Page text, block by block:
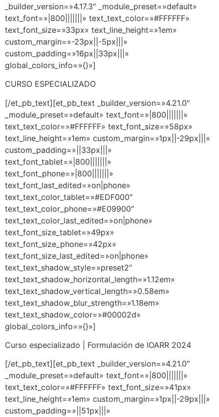
_builder_version=»4.17.3″ _module_preset=»default»
text_font=»|800|||||||» text_text_color=»#FFFFFF»
text_font_size=»33px» text_line_height=»1em»
custom_margin=»-23px||-5px|||»
custom_padding=»16px||33px|||»
global_colors_info=»{}»]
CURSO ESPECIALIZADO
[/et_pb_text][et_pb_text _builder_version=»4.21.0″
_module_preset=»default» text_font=»|800|||||||»
text_text_color=»#FFFFFF» text_font_size=»58px»
text_line_height=»1em» custom_margin=»1px||-29px|||»
custom_padding=»||33px|||»
text_font_tablet=»|800|||||||»
text_font_phone=»|800|||||||»
text_font_last_edited=»on|phone»
text_text_color_tablet=»#EDF000″
text_text_color_phone=»#E09900″
text_text_color_last_edited=»on|phone»
text_font_size_tablet=»49px»
text_font_size_phone=»42px»
text_font_size_last_edited=»on|phone»
text_text_shadow_style=»preset2″
text_text_shadow_horizontal_length=»1.12em»
text_text_shadow_vertical_length=»0.58em»
text_text_shadow_blur_strength=»1.18em»
text_text_shadow_color=»#00002d»
global_colors_info=»{}»]
Curso especializado | Formulación de IOARR 2024
[/et_pb_text][et_pb_text _builder_version=»4.21.0″
_module_preset=»default» text_font=»|800|||||||»
text_text_color=»#FFFFFF» text_font_size=»41px»
text_line_height=»1em» custom_margin=»1px||-29px|||»
custom_padding=»||51px|||»